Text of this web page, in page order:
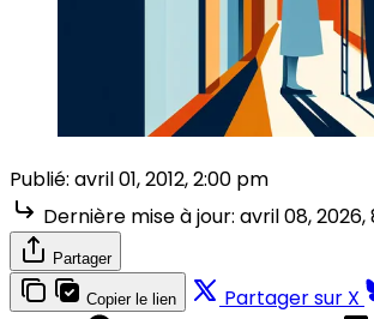
Publié: avril 01, 2012, 2:00 pm
Dernière mise à jour: avril 08, 2026,
Partager
Copier le lien Partager sur X